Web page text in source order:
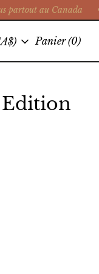
partout au Canada
Panier (0)
Edition